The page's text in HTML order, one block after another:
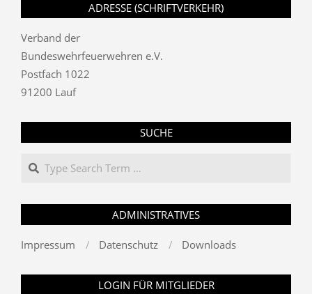
ADRESSE (SCHRIFTVERKEHR)
Verband der
Bundeswehrfeuerwehren e.V.
Postfach 1022
91200 Lauf
SUCHE
Search
ADMINISTRATIVES
Impressum Datenschutz Downloads
LOGIN FÜR MITGLIEDER